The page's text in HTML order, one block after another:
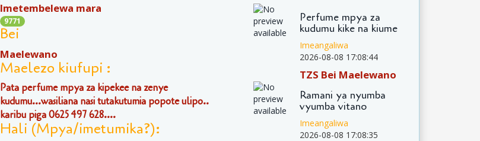
Imetembelewa mara
9771
Bei
Maelewano
Maelezo kiufupi :
Pata perfume mpya za kipekee na zenye
kudumu...wasiliana nasi tutakutumia popote ulipo..
karibu piga 0625 497 628....
Hali (Mpya/imetumika?):
Perfume mpya za
kudumu kike na kiume
Imeangaliwa
2026-08-08 17:08:44
TZS Bei Maelewano
Ramani ya nyumba
vyumba vitano
Imeangaliwa
2026-08-08 17:08:35